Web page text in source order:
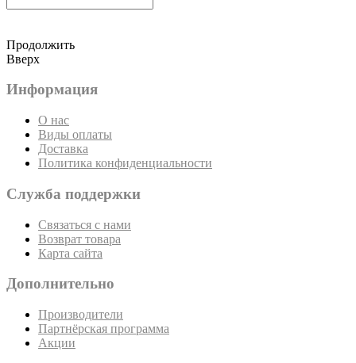
Продолжить
Вверх
Информация
О нас
Виды оплаты
Доставка
Политика конфиденциальности
Служба поддержки
Связаться с нами
Возврат товара
Карта сайта
Дополнительно
Производители
Партнёрская программа
Акции